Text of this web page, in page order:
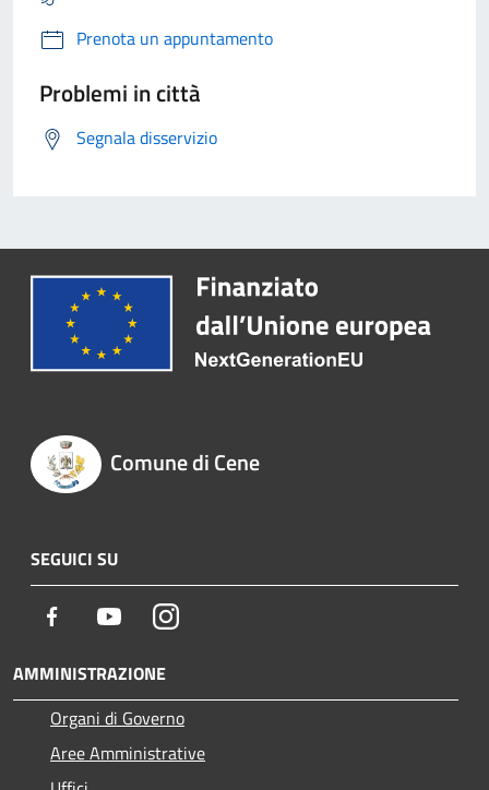
Prenota un appuntamento
Problemi in città
Segnala disservizio
Comune di Cene
SEGUICI SU
Facebook YoutubeInstagram
AMMINISTRAZIONE
Organi di Governo
Aree Amministrative